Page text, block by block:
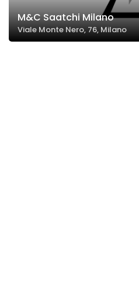
M&C Saatchi Milano
Viale Monte Nero, 76, Milano